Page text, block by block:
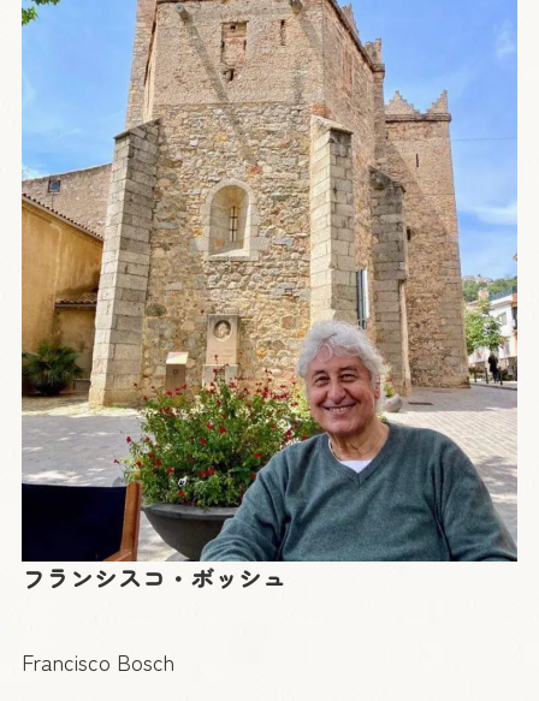
フランシスコ・ボッシュ
Francisco Bosch